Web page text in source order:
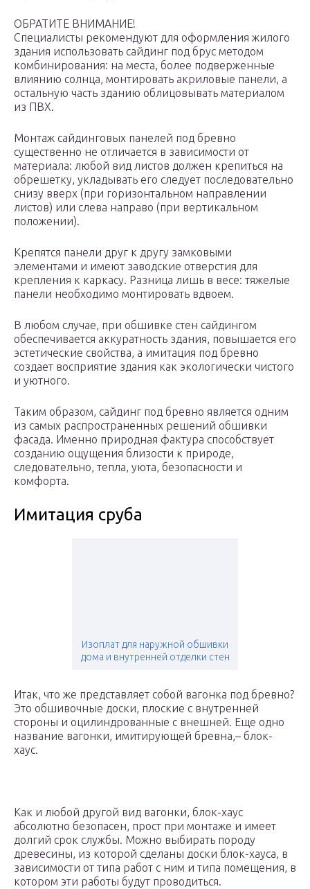
ОБРАТИТЕ ВНИМАНИЕ!
Специалисты рекомендуют для оформления жилого
здания использовать сайдинг под брус методом
комбинирования: на места, более подверженные
влиянию солнца, монтировать акриловые панели, а
остальную часть зданию облицовывать материалом
из ПВХ.
Монтаж сайдинговых панелей под бревно
существенно не отличается в зависимости от
материала: любой вид листов должен крепиться на
обрешетку, укладывать его следует последовательно
снизу вверх (при горизонтальном направлении
листов) или слева направо (при вертикальном
положении).
Крепятся панели друг к другу замковыми
элементами и имеют заводские отверстия для
крепления к каркасу. Разница лишь в весе: тяжелые
панели необходимо монтировать вдвоем.
В любом случае, при обшивке стен сайдингом
обеспечивается аккуратность здания, повышается его
эстетические свойства, а имитация под бревно
создает восприятие здания как экологически чистого
и уютного.
Таким образом, сайдинг под бревно является одним
из самых распространенных решений обшивки
фасада. Именно природная фактура способствует
созданию ощущения близости к природе,
следовательно, тепла, уюта, безопасности и
комфорта.
Имитация сруба
Изоплат для наружной обшивки
дома и внутренней отделки стен
Итак, что же представляет собой вагонка под бревно?
Это обшивочные доски, плоские с внутренней
стороны и оцилиндрованные с внешней. Еще одно
название вагонки, имитирующей бревна,– блок-
хаус.
Как и любой другой вид вагонки, блок-хаус
абсолютно безопасен, прост при монтаже и имеет
долгий срок службы. Можно выбирать породу
древесины, из которой сделаны доски блок-хауса, в
зависимости от типа работ с ним и типа помещения, в
котором эти работы будут проводиться.